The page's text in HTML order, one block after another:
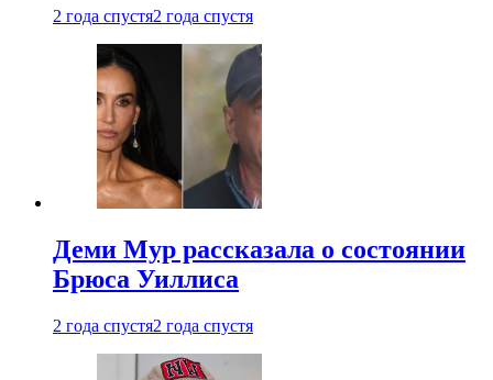
2 года спустя2 года спустя
Деми Мур рассказала о состоянии
Брюса Уиллиса
2 года спустя2 года спустя